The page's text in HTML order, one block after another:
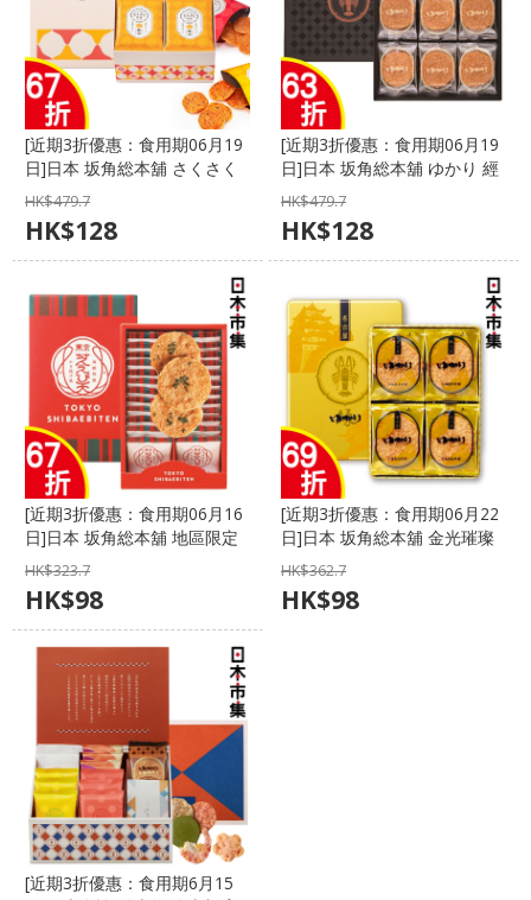
[近期3折優惠：食用期06月19
日]日本 坂角総本舖 さくさく
日記 海老蝦及帆立貝煎餅 豪華
特大禮盒 (1盒20包)【市集世
界 - 日本市集】
HK$479.7
HK$128
[近期3折優惠：食用期06月19
日]日本 坂角総本舖 ゆかり 經
典金賞 海老蝦餅 豪華特大禮盒
(1盒24件)【市集世界 - 日本市
集】
HK$479.7
HK$128
[近期3折優惠：食用期06月16
日]日本 坂角総本舖 地區限定
芝えび天 東京芝海老蝦餅 豪華
大禮盒 (1盒24件)【市集世界 -
日本市集】
HK$323.7
HK$98
[近期3折優惠：食用期06月22
日]日本 坂角総本舖 金光璀璨
ゆかり 名古居 海老蝦餅 黃金
鐵盒禮盒 (1盒18件)【市集世
界 - 日本市集】
HK$362.7
HK$98
[近期3折優惠：食用期6月15